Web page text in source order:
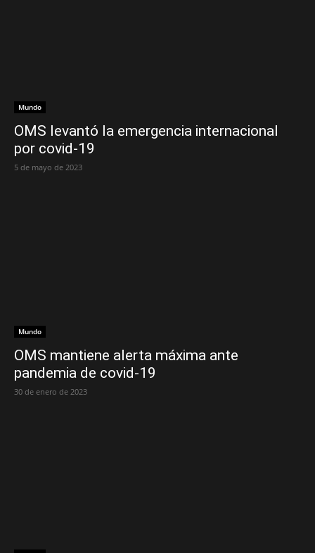
Mundo
OMS levantó la emergencia internacional
por covid-19
5 de mayo de 2023
Mundo
OMS mantiene alerta máxima ante
pandemia de covid-19
30 de enero de 2023